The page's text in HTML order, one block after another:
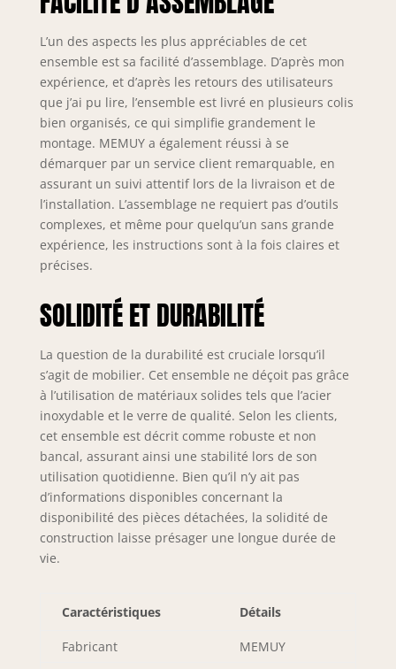
les éclats. Les
bords arrondis
lisses ne sont pas
faciles à blesser,
offrant une
expérience sûre
pour votre famille
avec cet ensemble
de table de salle à
manger ronde
Chaises à coussin
épais : conçues
avec des coussins
de polyuréthane
de qualité
supérieure, les
chaises
garantissent un
confort durable,
même pendant les
longues périodes
de siège. Les pieds
en acier
inoxydable sont
résistants à la
rouille, offrant
d'utilisation
de salle à manger
L’un des aspects les plus appréciables de cet
ensemble est sa facilité d’assemblage. D’après mon
expérience, et d’après les retours des utilisateurs
que j’ai pu lire, l’ensemble est livré en plusieurs colis
bien organisés, ce qui simplifie grandement le
montage. MEMUY a également réussi à se
démarquer par un service client remarquable, en
assurant un suivi attentif lors de la livraison et de
l’installation. L’assemblage ne requiert pas d’outils
complexes, et même pour quelqu’un sans grande
expérience, les instructions sont à la fois claires et
précises.
SOLIDITÉ ET DURABILITÉ
La question de la durabilité est cruciale lorsqu’il
s’agit de mobilier. Cet ensemble ne déçoit pas grâce
à l’utilisation de matériaux solides tels que l’acier
inoxydable et le verre de qualité. Selon les clients,
cet ensemble est décrit comme robuste et non
bancal, assurant ainsi une stabilité lors de son
utilisation quotidienne. Bien qu’il n’y ait pas
d’informations disponibles concernant la
disponibilité des pièces détachées, la solidité de
construction laisse présager une longue durée de
vie.
Caractéristiques Détails
Fabricant MEMUY